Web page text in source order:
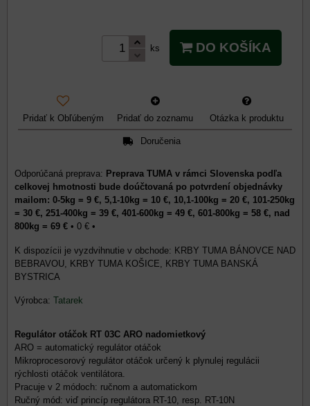
ks DO KOŠÍKA
Pridať k Obľúbeným Pridať do zoznamu Otázka k produktu
Doručenia
Preprava TUMA v rámci Slovenska podľa
celkovej hmotnosti bude doúčtovaná po potvrdení objednávky
mailom: 0-5kg = 9 €, 5,1-10kg = 10 €, 10,1-100kg = 20 €, 101-250kg
= 30 €, 251-400kg = 39 €, 401-600kg = 49 €, 601-800kg = 58 €, nad
800kg = 69 € • 0 € •
KRBY TUMA BÁNOVCE NAD
BEBRAVOU, KRBY TUMA KOŠICE, KRBY TUMA BANSKÁ
BYSTRICA
Výrobca: Tatarek
Regulátor otáčok RT 03C ARO nadomietkový
ARO = automatický regulátor otáčok
Mikroprocesorový regulátor otáčok určený k plynulej regulácii
rýchlosti otáčok ventilátora.
Pracuje v 2 módoch: ručnom a automatickom
Ručný mód: viď princíp regulátora RT-10, resp. RT-10N